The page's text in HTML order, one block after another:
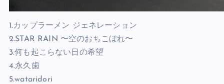
1.カップラーメン ジェネレーション
2.STAR RAIN 〜空のおちこぼれ〜
3.何も起こらない日の希望
4.永久歯
5.wataridori